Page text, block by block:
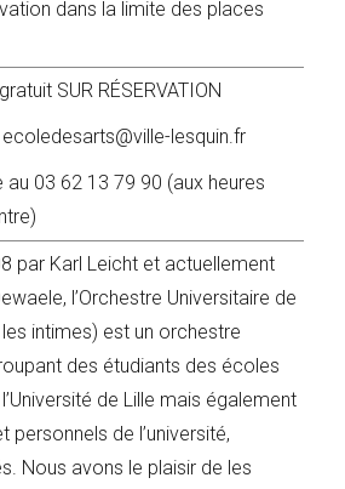
dans la limite des places
SUR RÉSERVATION
lesquin.fr
03 62 13 79 90 (aux heures
par Karl Leicht et actuellement
l’Orchestre Universitaire de
les intimes) est un orchestre
des étudiants des écoles
de Lille mais également
personnels de l’université,
Nous avons le plaisir de les